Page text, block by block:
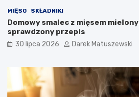
MIĘSO SKŁADNIKI
Domowy smalec z mięsem
sprawdzony przepis
30 lipca 2026 Darek Matuszewski